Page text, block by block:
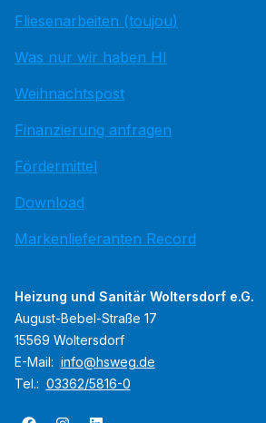
Fliesenarbeiten (toujou)
Was nur wir haben HI
Weihnachtspost
Finanzierung anfragen
Fördermittel
Download
Markenlieferanten Record
Heizung und Sanitär Woltersdorf e.G.
August-Bebel-Straße 17
15569 Woltersdorf
E-Mail: info@hsweg.de
Tel.: 03362/5816-0